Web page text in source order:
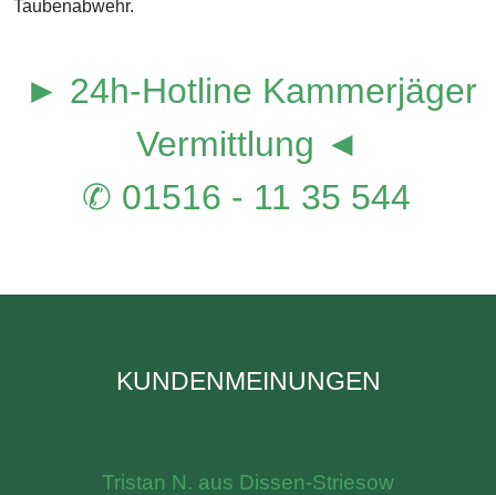
Taubenabwehr.
► 24h-Hotline Kammerjäger
Vermittlung ◄
✆ 01516 - 11 35 544
KUNDENMEINUNGEN
Tristan N. aus Dissen-Striesow